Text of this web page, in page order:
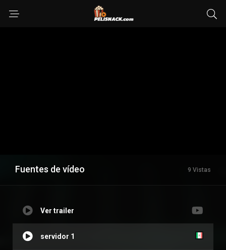
Fuentes de vídeo 9 Vistas
Ver trailer
servidor 1